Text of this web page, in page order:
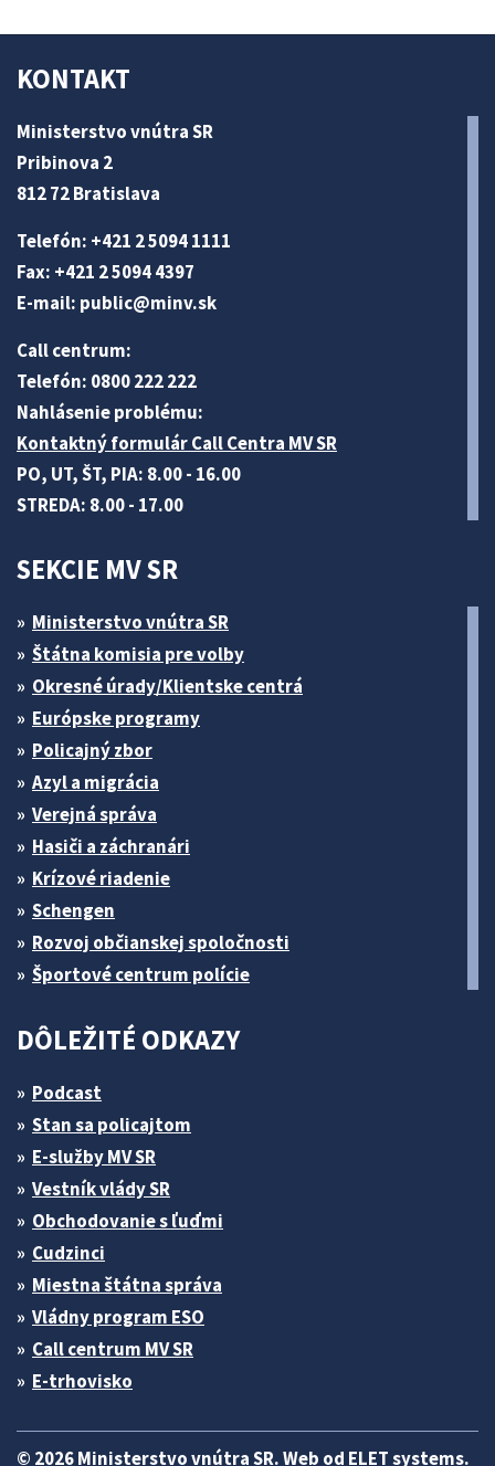
KONTAKT
Ministerstvo vnútra SR
Pribinova 2
812 72 Bratislava
Telefón: +421 2 5094 1111
Fax: +421 2 5094 4397
E-mail: public@minv.sk
Call centrum:
Telefón: 0800 222 222
Nahlásenie problému:
Kontaktný formulár Call Centra MV SR
PO, UT, ŠT, PIA: 8.00 - 16.00
STREDA: 8.00 - 17.00
SEKCIE MV SR
Ministerstvo vnútra SR
Štátna komisia pre volby
Okresné úrady/Klientske centrá
Európske programy
Policajný zbor
Azyl a migrácia
Verejná správa
Hasiči a záchranári
Krízové riadenie
Schengen
Rozvoj občianskej spoločnosti
Športové centrum polície
DÔLEŽITÉ ODKAZY
Podcast
Stan sa policajtom
E-služby MV SR
Vestník vlády SR
Obchodovanie s ľuďmi
Cudzinci
Miestna štátna správa
Vládny program ESO
Call centrum MV SR
E-trhovisko
© 2026 Ministerstvo vnútra SR. Web od ELET systems.